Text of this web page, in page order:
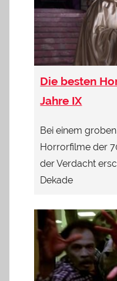
Die besten
Jahre IX
Bei einem
Horrorfilme der
der Verdacht
Dekade